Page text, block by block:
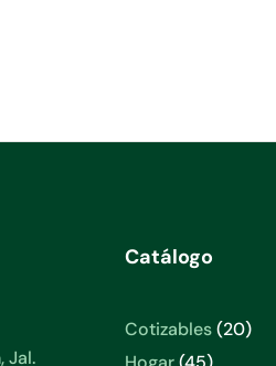
Jal.
Catálogo
Cotizables 2020
45